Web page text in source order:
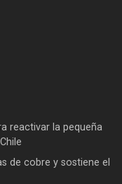
reactivar la pequeña
de cobre y sostiene el